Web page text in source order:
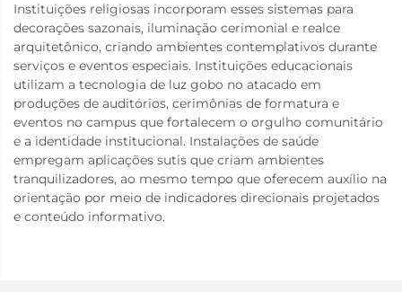
Instituições religiosas incorporam esses sistemas para
decorações sazonais, iluminação cerimonial e realce
arquitetônico, criando ambientes contemplativos durante
serviços e eventos especiais. Instituições educacionais
utilizam a tecnologia de luz gobo no atacado em
produções de auditórios, cerimônias de formatura e
eventos no campus que fortalecem o orgulho comunitário
e a identidade institucional. Instalações de saúde
empregam aplicações sutis que criam ambientes
tranquilizadores, ao mesmo tempo que oferecem auxílio na
orientação por meio de indicadores direcionais projetados
e conteúdo informativo.